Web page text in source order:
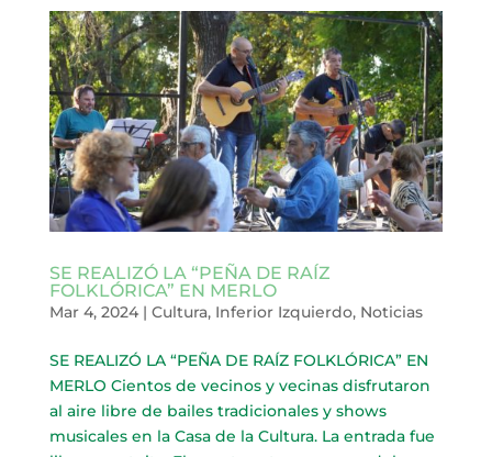
SE REALIZÓ LA “PEÑA DE RAÍZ
FOLKLÓRICA” EN MERLO
Mar 4, 2024| Cultura, Inferior Izquierdo, Noticias
SE REALIZÓ LA “PEÑA DE RAÍZ FOLKLÓRICA” EN
MERLO Cientos de vecinos y vecinas disfrutaron
al aire libre de bailes tradicionales y shows
musicales en la Casa de la Cultura. La entrada fue